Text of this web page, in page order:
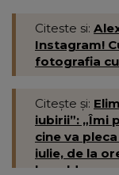
Citeste si:
Instagram!
fotografia
Citește și:
iubirii”: „Îmi
cine va
iulie, de la
kanald.ro